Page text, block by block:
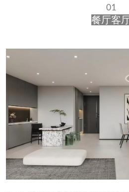
01
餐厅客